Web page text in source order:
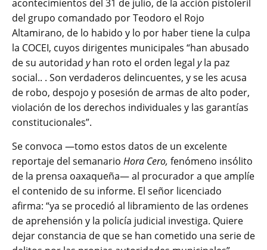
acontecimientos del 31 de julio, de la acción pistoleril
del grupo comandado por Teodoro el Rojo
Altamirano, de lo habido y lo por haber tiene la culpa
la COCEI, cuyos dirigentes municipales “han abusado
de su autoridad yhan roto el orden legal yla paz
social.. . Son verdaderos delincuentes, y se les acusa
de robo, despojo y posesión de armas de alto poder,
violación de los derechos individuales y las garantías
constitucionales”.
Se convoca ―tomo estos datos de un excelente
reportaje del semanario Hora Cero, fenómeno insólito
de la prensa oaxaqueña― al procurador a que amplíe
el contenido de su informe. El señor licenciado
afirma: “ya se procedió al libramiento de las ordenes
deaprehensión y la policía judicial investiga. Quiere
dejar constancia de que se han cometido una serie de